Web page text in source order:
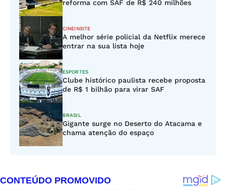
reforma com SAF de R$ 240 milhões
CINEINSITE
A melhor série policial da Netflix merece
entrar na sua lista hoje
ESPORTES
Clube histórico paulista recebe proposta
de R$ 1 bilhão para virar SAF
BRASIL
Gigante surge no Deserto do Atacama e
chama atenção do espaço